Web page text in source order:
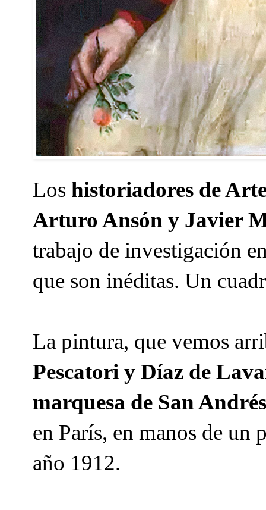
Los historiadores de
Arturo Ansón y Javier
trabajo de investigación
que son inéditas. Un
La pintura, que vemos
Pescatori y Díaz de
marquesa de San
en París, en manos de un
año 1912.